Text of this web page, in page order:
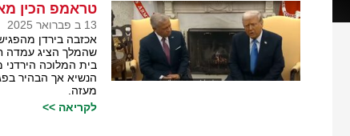
טראמפ הכין
13 ב פברואר 2025
אכזבה בירדן
שהמלך הציג עמדה
בית המלוכה
הנשיא אך הבהיר
מעזה.
לקריאה >>